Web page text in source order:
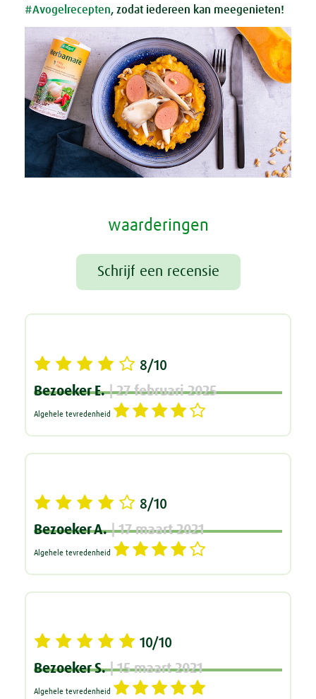
#Avogelrecepten, zodat iedereen kan meegenieten!
waarderingen
Schrijf een recensie
8/10
Bezoeker E. | 27 februari 2025
Algehele tevredenheid
8/10
Bezoeker A. | 17 maart 2021
Algehele tevredenheid
10/10
Bezoeker S. | 15 maart 2021
Algehele tevredenheid